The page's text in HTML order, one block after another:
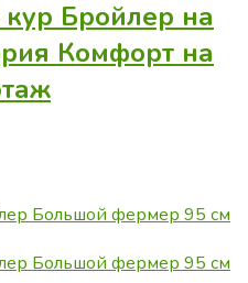
Бройлер на
Комфорт на